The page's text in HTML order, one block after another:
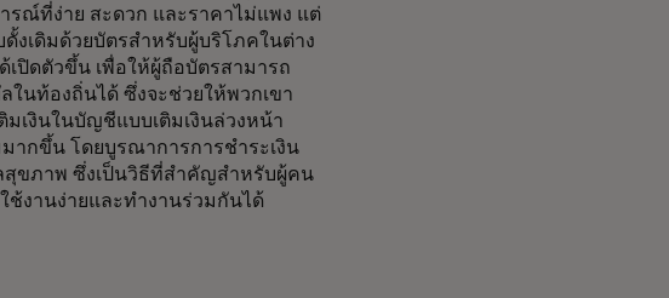
ณ์ที่ง่าย สะดวก และราคาไม่แพง แต่
งเดิมด้วยบัตรสำหรับผู้บริโภคในต่าง
เปิดตัวขึ้น เพื่อให้ผู้ถือบัตรสามารถ
ในท้องถิ่นได้ ซึ่งจะช่วยให้พวกเขา
เงินในบัญชีแบบเติมเงินล่วงหน้า
ากขึ้น โดยบูรณาการการชำระเงิน
ขภาพ ซึ่งเป็นวิธีที่สำคัญสำหรับผู้คน
ช้งานง่ายและทำงานร่วมกันได้